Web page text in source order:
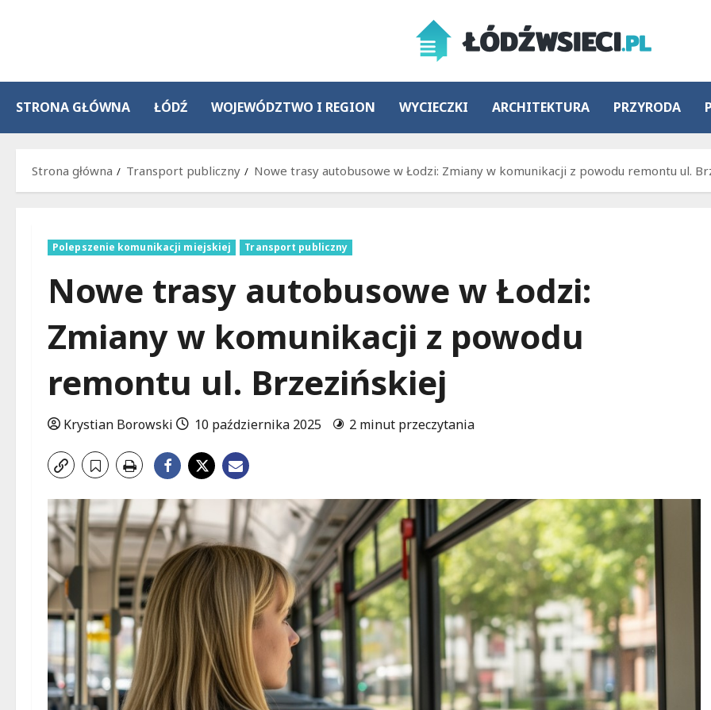
STRONA GŁÓWNA ŁÓDŹ WOJEWÓDZTWO I REGION WYCIECZKI ARCHITEKTURA PRZYRODA
Strona główna Transport publiczny Nowe trasy autobusowe w Łodzi: Zmiany w komunikacji z powodu remontu ul.
Polepszenie komunikacji miejskiej Transport publiczny
Nowe trasy autobusowe w Łodzi:
Zmiany w komunikacji z powodu
remontu ul. Brzezińskiej
Krystian Borowski 10 października 2025 2 minut przeczytania